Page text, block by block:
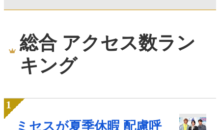
総合 アクセス数ラン
キング
ミセスが夏季休暇 配慮呼